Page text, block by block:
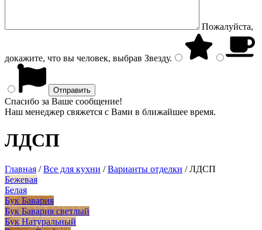
Пожалуйста,
докажите, что вы человек, выбрав Звезду.
Спасибо за Ваше сообщение!
Наш менеджер свяжется с Вами в ближайшее время.
ЛДСП
Главная /Все для кухни /Варианты отделки /ЛДСП
Бежевая
Белая
Бук Бавария
Бук Бавария светлый
Бук Натуральный